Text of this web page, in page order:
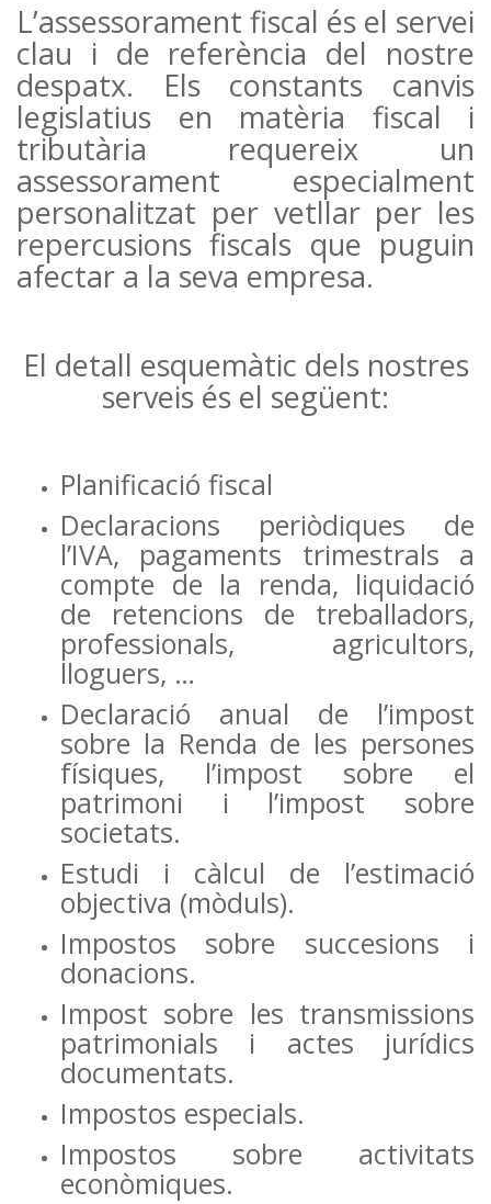
L’assessorament fiscal és el servei
clau i de referència del nostre
despatx. Els constants canvis
legislatius en matèria fiscal i
tributària requereix un
assessorament especialment
personalitzat per vetllar per les
repercusions fiscals que puguin
afectar a la seva empresa.
El detall esquemàtic dels nostres
serveis és el següent:
Planificació fiscal
Declaracions periòdiques de
l’IVA, pagaments trimestrals a
compte de la renda, liquidació
de retencions de treballadors,
professionals, agricultors,
lloguers, …
Declaració anual de l’impost
sobre la Renda de les persones
físiques, l’impost sobre el
patrimoni i l’impost sobre
societats.
Estudi i càlcul de l’estimació
objectiva (mòduls).
Impostos sobre succesions i
donacions.
Impost sobre les transmissions
patrimonials i actes jurídics
documentats.
Impostos especials.
Impostos sobre activitats
econòmiques.